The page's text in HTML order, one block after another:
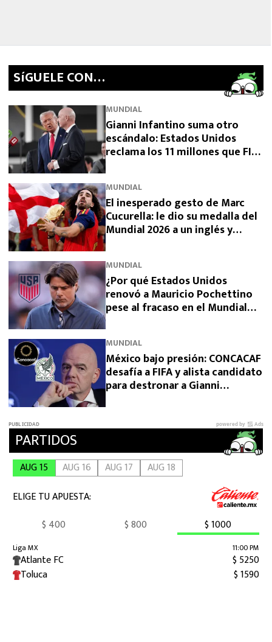
SíGUELE CON…
MUNDIAL
Gianni Infantino suma otro
escándalo: Estados Unidos
reclama los 11 millones que FIFA
MUNDIAL
El inesperado gesto de Marc
Cucurella: le dio su medalla del
Mundial 2026 a un inglés y
MUNDIAL
¿Por qué Estados Unidos
renovó a Mauricio Pochettino
pese al fracaso en el Mundial
MUNDIAL
México bajo presión: CONCACAF
desafía a FIFA y alista candidato
para destronar a Gianni